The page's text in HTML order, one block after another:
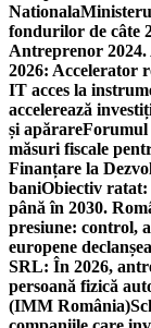
Nationala
fondurilor de câte
Antreprenor
2026: Accelerator
IT acces la
accelerează
și apărareForumul
măsuri fiscale
Finanțare la
baniObiectiv ratat:
până în 2030.
presiune: control,
europene
SRL: În 2026,
persoană fizică
(IMM România)